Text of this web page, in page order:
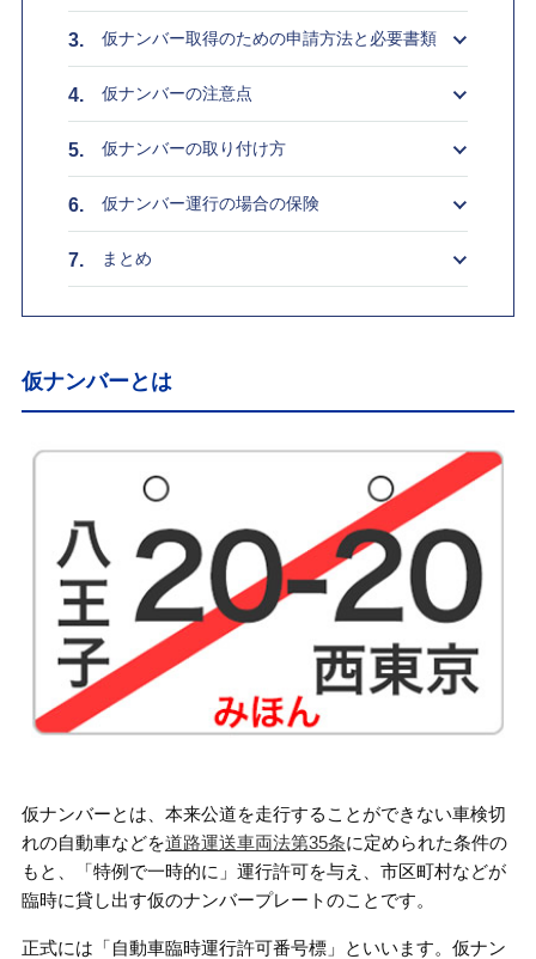
仮ナンバー取得のための申請方法と必要書類
仮ナンバーの注意点
仮ナンバーの取り付け方
仮ナンバー運行の場合の保険
まとめ
仮ナンバーとは
仮ナンバーとは、本来公道を走行することができない車検切
れの自動車などを道路運送車両法第35条に定められた条件の
もと、「特例で一時的に」運行許可を与え、市区町村などが
臨時に貸し出す仮のナンバープレートのことです。
正式には「自動車臨時運行許可番号標」といいます。仮ナン